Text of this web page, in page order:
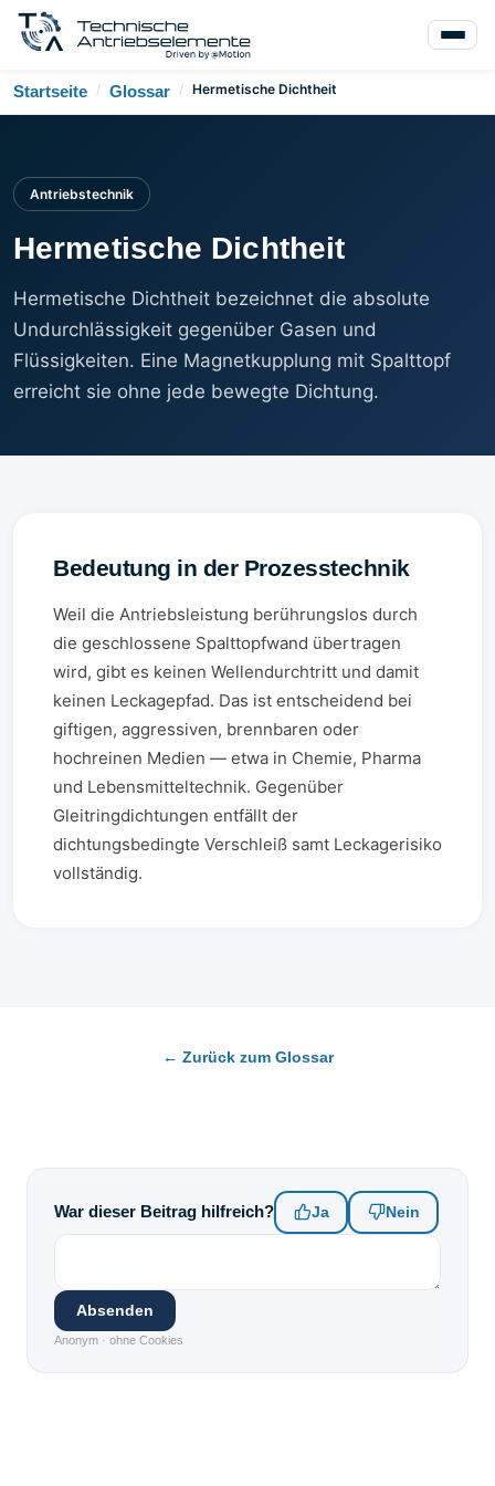
Startseite / Glossar / Hermetische Dichtheit
Antriebstechnik
Hermetische Dichtheit
Hermetische Dichtheit bezeichnet die absolute
Undurchlässigkeit gegenüber Gasen und
Flüssigkeiten. Eine Magnetkupplung mit Spalttopf
erreicht sie ohne jede bewegte Dichtung.
Bedeutung in der Prozesstechnik
Weil die Antriebsleistung berührungslos durch
die geschlossene Spalttopfwand übertragen
wird, gibt es keinen Wellendurchtritt und damit
keinen Leckagepfad. Das ist entscheidend bei
giftigen, aggressiven, brennbaren oder
hochreinen Medien — etwa in Chemie, Pharma
und Lebensmitteltechnik. Gegenüber
Gleitringdichtungen entfällt der
dichtungsbedingte Verschleiß samt Leckagerisiko
vollständig.
← Zurück zum Glossar
War dieser Beitrag hilfreich? Ja Nein
Absenden
Anonym · ohne Cookies